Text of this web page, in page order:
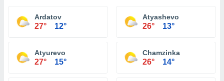
Ardatov
27° 12°
Atyashevo
26° 13°
Atyurevo
27° 15°
Chamzinka
26° 14°